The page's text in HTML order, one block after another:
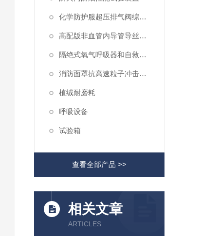
化学防护服超压排气阀综合性测试仪
高配版非血管内导管导丝滑动性能测试仪
隔绝式氧气呼吸器和自救器二氧化碳吸收率及水分含量测试仪
消防面罩抗高速粒子冲击试验机
植绒耐磨耗
呼吸设备
试验箱
查看全部产品 >>
相关文章
ARTICLES